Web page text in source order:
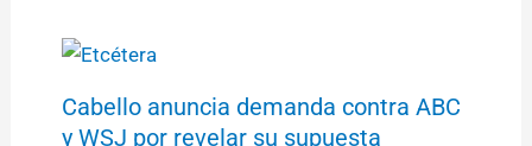
Cabello anuncia demanda contra ABC
y WSJ por revelar su supuesta